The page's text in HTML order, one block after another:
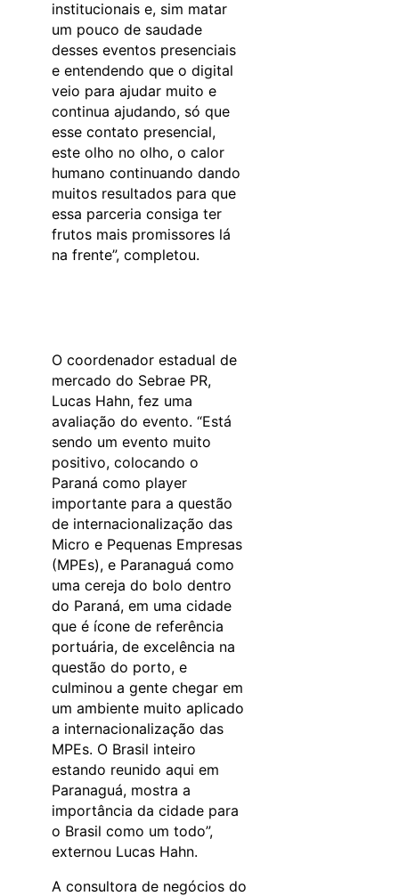
institucionais e, sim matar
um pouco de saudade
desses eventos presenciais
e entendendo que o digital
veio para ajudar muito e
continua ajudando, só que
esse contato presencial,
este olho no olho, o calor
humano continuando dando
muitos resultados para que
essa parceria consiga ter
frutos mais promissores lá
na frente”, completou.
O coordenador estadual de
mercado do Sebrae PR,
Lucas Hahn, fez uma
avaliação do evento. “Está
sendo um evento muito
positivo, colocando o
Paraná como player
importante para a questão
de internacionalização das
Micro e Pequenas Empresas
(MPEs), e Paranaguá como
uma cereja do bolo dentro
do Paraná, em uma cidade
que é ícone de referência
portuária, de excelência na
questão do porto, e
culminou a gente chegar em
um ambiente muito aplicado
a internacionalização das
MPEs. O Brasil inteiro
estando reunido aqui em
Paranaguá, mostra a
importância da cidade para
o Brasil como um todo”,
externou Lucas Hahn.
A consultora de negócios do